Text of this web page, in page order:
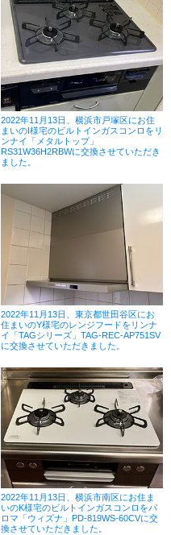
2022年11月13日、横浜市戸塚区にお住
まいのI様宅のビルトインガスコンロをリ
ンナイ「メタルトップ」
RS31W36H2RBWに交換させていただき
ました。
2022年11月13日、東京都世田谷区にお
住まいのY様宅のレンジフードをリンナ
イ「TAGシリーズ」TAG-REC-AP751SV
に交換させていただきました。
2022年11月13日、横浜市南区にお住ま
いのK様宅のビルトインガスコンロをパ
ロマ「ウィズナ」PD-819WS-60CVに交
換させていただきました。